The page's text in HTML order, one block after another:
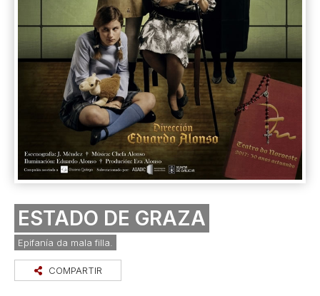
ESTADO DE GRAZA
Epifanía da mala filla.
COMPARTIR